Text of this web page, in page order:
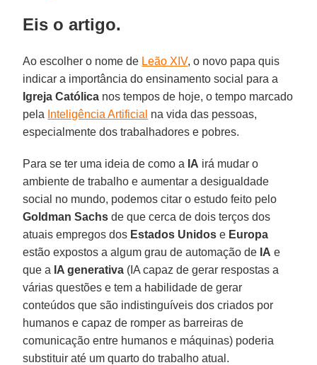
Eis o artigo.
Ao escolher o nome de Leão XIV, o novo papa quis
indicar a importância do ensinamento social para a
Igreja Católica nos tempos de hoje, o tempo marcado
pela Inteligência Artificial na vida das pessoas,
especialmente dos trabalhadores e pobres.
Para se ter uma ideia de como a IA irá mudar o
ambiente de trabalho e aumentar a desigualdade
social no mundo, podemos citar o estudo feito pelo
Goldman Sachs de que cerca de dois terços dos
atuais empregos dos Estados Unidos e Europa
estão expostos a algum grau de automação de IA e
que a IA generativa (IA capaz de gerar respostas a
várias questões e tem a habilidade de gerar
conteúdos que são indistinguíveis dos criados por
humanos e capaz de romper as barreiras de
comunicação entre humanos e máquinas) poderia
substituir até um quarto do trabalho atual.